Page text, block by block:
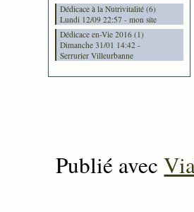
Dédicace à la Nutrivitalité (6)
Lundi 12/09 22:57 - mon site
Dédicace en-Vie 2016 (1)
Dimanche 31/01 14:42 -
Serrurier Villeurbanne
Publié avec